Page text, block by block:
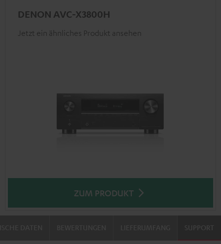
DENON AVC-X3800H
Jetzt ein ähnliches Produkt ansehen
ZUM PRODUKT
SUPPORT